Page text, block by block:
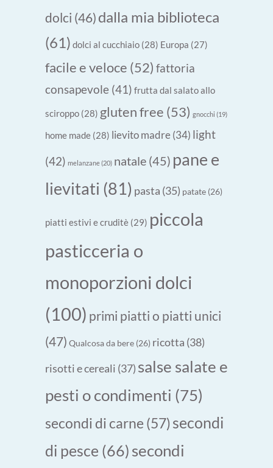
dolci (46) dalla mia biblioteca
(61) dolci al cucchiaio (28) Europa (27)
facile e veloce (52) fattoria
consapevole (41) frutta dal salato allo
sciroppo (28) gluten free (53) gnocchi (19)
home made (28) lievito madre(34) light
(42) melanzane(20) natale (45) pane e
lievitati (81) pasta (35) patate (26)
piatti estivi e cruditè (29) piccola
pasticceria o
monoporzioni dolci
(100) primi piatti o piatti unici
(47) Qualcosa da bere (26) ricotta (38)
risotti e cereali (37) salse salate e
pesti o condimenti (75)
secondi di carne (57)secondi
di pesce (66) secondi